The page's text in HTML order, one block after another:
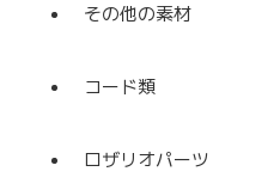
その他の素材
コード類
ロザリオパーツ